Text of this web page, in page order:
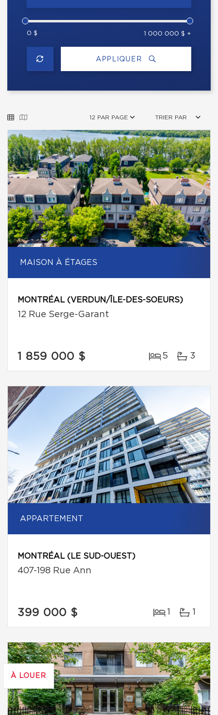
0 $ 1 000 000 $ +
APPLIQUER
12 PAR PAGE TRIER PAR
MAISON À ÉTAGES
MONTRÉAL (VERDUN/ÎLE-DES-SOEURS)
12 Rue Serge-Garant
1 859 000 $ 5 3
APPARTEMENT
MONTRÉAL (LE SUD-OUEST)
407-198 Rue Ann
399 000 $ 1 1
À LOUER